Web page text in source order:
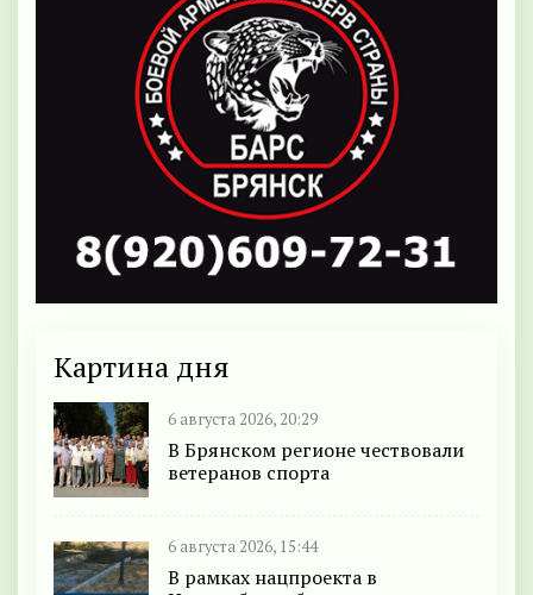
Картина дня
6 августа 2026, 20:29
В Брянском регионе чествовали
ветеранов спорта
6 августа 2026, 15:44
В рамках нацпроекта в